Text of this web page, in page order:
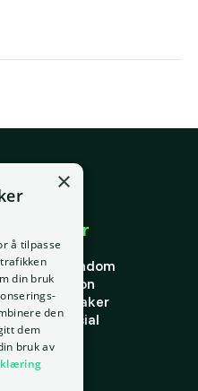
eiendom
riktig eiendom
riktig person
riktig leietaker
og potensial
×
å tilpasse
din bruk
den
dem
bruk av